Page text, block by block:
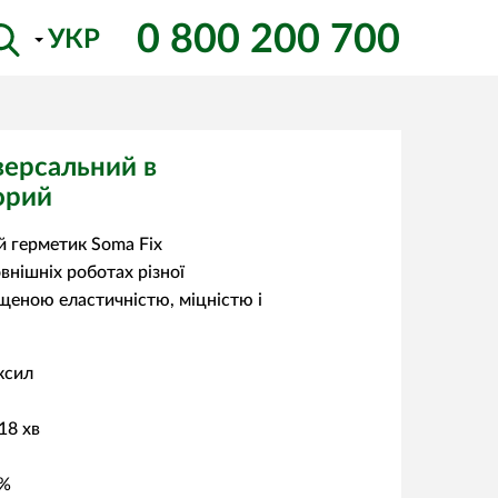
УКР 0 800 200 700
в
герметик Soma Fix
роботах різної
еластичністю, міцністю і
хв